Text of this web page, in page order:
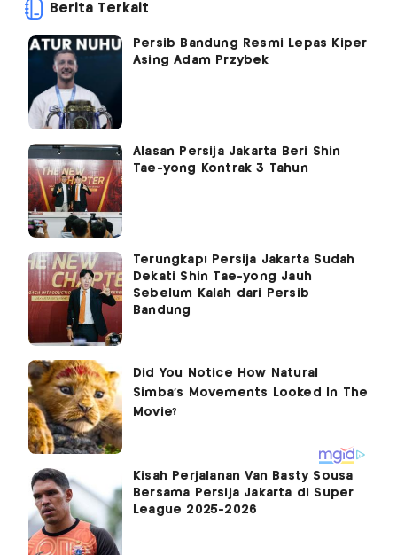
Berita Terkait
Persib Bandung Resmi Lepas Kiper
Asing Adam Przybek
Alasan Persija Jakarta Beri Shin
Tae-yong Kontrak 3 Tahun
Terungkap! Persija Jakarta Sudah
Dekati Shin Tae-yong Jauh
Sebelum Kalah dari Persib
Bandung
Kisah Perjalanan Van Basty Sousa
Bersama Persija Jakarta di Super
League 2025-2026